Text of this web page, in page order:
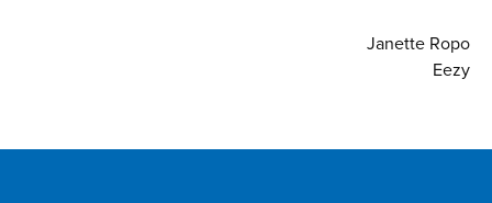
Janette Ropo
Eezy